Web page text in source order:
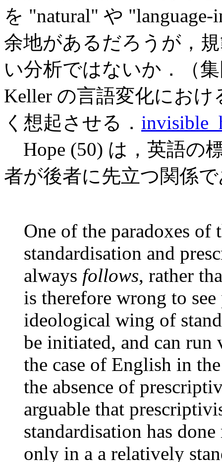
を "natural" や
余地があるだろうが，
い分析ではないか．（
Keller の言語変化にお
く想起させる．
Hope (50) は，英語の
者が後者に先立つ関係
One of the paradoxes of
standardisation and
always follows, rather
is therefore wrong to
ideological wing of
be initiated, and can
the case of English in
the absence of
arguable that
standardisation has
only in a a relatively